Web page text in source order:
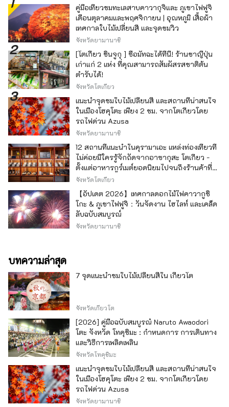
คู่มือเที่ยวชมทะเลสาบคาวากุจิและ ภูเขาไฟฟูจิ
เดือนตุลาคมและพฤศจิกายน | อุณหภูมิ เสื้อผ้า
เทศกาลใบไม้เปลี่ยนสี และจุดชมวิว
จังหวัดยามานาชิ
[โตเกียว ชินจูกุ ] ซื้อมัทฉะได้ที่นี่! ร้านชาญี่ปุ่น
เก่าแก่ 2 แห่ง ที่คุณสามารถสัมผัสรสชาติต้น
ตำรับได้!
จังหวัดโตเกียว
แนะนำจุดชมใบไม้เปลี่ยนสี และสถานที่น่าสนใจ
ในเมืองโฮคุโตะ เพียง 2 ชม. จากโตเกียวโดย
รถไฟด่วน Azusa
จังหวัดยามานาชิ
12 สถานที่แนะนำในคุรามาเอะ แหล่งท่องเที่ยวที่
ไม่ค่อยมีใครรู้จักถัดจากอาซากุสะ โตเกียว -
ตั้งแต่อาหารกูร์เมต์ยอดนิยมไปจนถึงร้านค้าที่มี
เอกลักษณ์ -
จังหวัดโตเกียว
【อัปเดต 2026】เทศกาลดอกไม้ไฟคาวากูชิ
โกะ & ภูเขาไฟฟูจิ：วันจัดงาน ไฮไลท์ และเคล็ด
ลับฉบับสมบูรณ์
จังหวัดยามานาชิ
บทความล่าสุด
7 จุดแนะนำชมใบไม้เปลี่ยนสีใน เกียวโต
จังหวัดเกียวโต
[2026] คู่มือฉบับสมบูรณ์ Naruto Awaodori
โตะ จังหวัด โทคุชิมะ : กำหนดการ การเดินทาง
และวิธีการเพลิดเพลิน
จังหวัดโทคุชิมะ
แนะนำจุดชมใบไม้เปลี่ยนสี และสถานที่น่าสนใจ
ในเมืองโฮคุโตะ เพียง 2 ชม. จากโตเกียวโดย
รถไฟด่วน Azusa
จังหวัดยามานาชิ